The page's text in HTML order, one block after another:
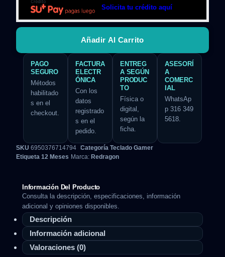
Solicita tu crédito aquí
Añadir Al Carrito
PAGO
SEGURO
Métodos
habilitado
s en el
checkout.
FACTURA
ELECTR
ÓNICA
Con los
datos
registrado
s en el
pedido.
ENTREG
A SEGÚN
PRODUC
TO
Física o
digital,
según la
ficha.
ASESORÍ
A
COMERC
IAL
WhatsAp
p 316 349
5618.
SKU 6950376714794 Categoría Teclado Gamer
Etiqueta 12 Meses Marca: Redragon
Información Del Producto
Consulta la descripción, especificaciones, información
adicional y opiniones disponibles.
Descripción
Información adicional
Valoraciones (0)